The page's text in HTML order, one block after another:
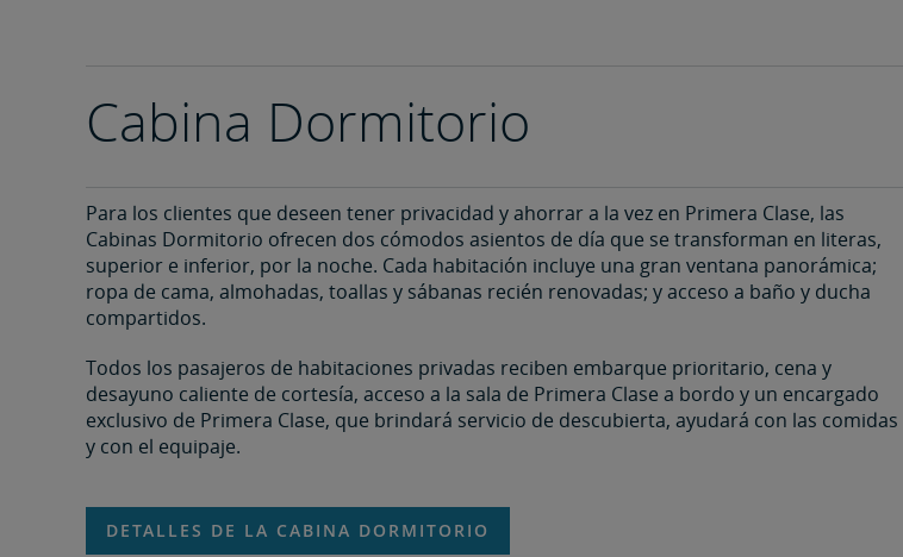
Debe formarse en la fila.
Cargamos su vehículo,
Y está listo para subir a bordo
Para un viaje cómodo y sin preocupaciones,
Ya sea en Clase Económica
O en uno de nuestros cuatro tipos de camarotes en Primera Clase.
Las tarifas de Primera Clase también incluyen servicio de comidas a bordo.
Al llegar, descargaremos su vehículo.
¿Quiere más detalles? Visite nuestro sitio web para obtener información sobre otros
Descubra todo sobre los viajes en tren explorando #AmtrakHowTo.
Cabina Dormitorio
Para los clientes que deseen tener privacidad y ahorrar a la vez en Primera Clase, las
Cabinas Dormitorio ofrecen dos cómodos asientos de día que se transforman en literas,
superior e inferior, por la noche. Cada habitación incluye una gran ventana panorámica;
ropa de cama, almohadas, toallas y sábanas recién renovadas; y acceso a baño y ducha
compartidos.
Todos los pasajeros de habitaciones privadas reciben embarque prioritario, cena y
desayuno caliente de cortesía, acceso a la sala de Primera Clase a bordo y un encargado
exclusivo de Primera Clase, que brindará servicio de descubierta, ayudará con las comidas
y con el equipaje.
DETALLES DE LA CABINA DORMITORIO